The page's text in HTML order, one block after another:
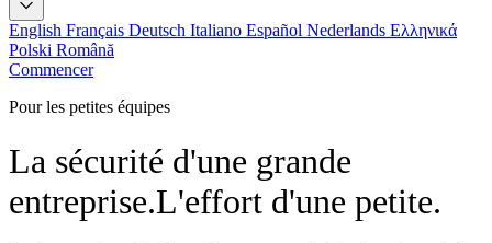
English Français Deutsch Italiano Español Nederlands Ελληνικά
Polski Română
Commencer
Pour les petites équipes
La sécurité d'une grande
entreprise.L'effort d'une petite.